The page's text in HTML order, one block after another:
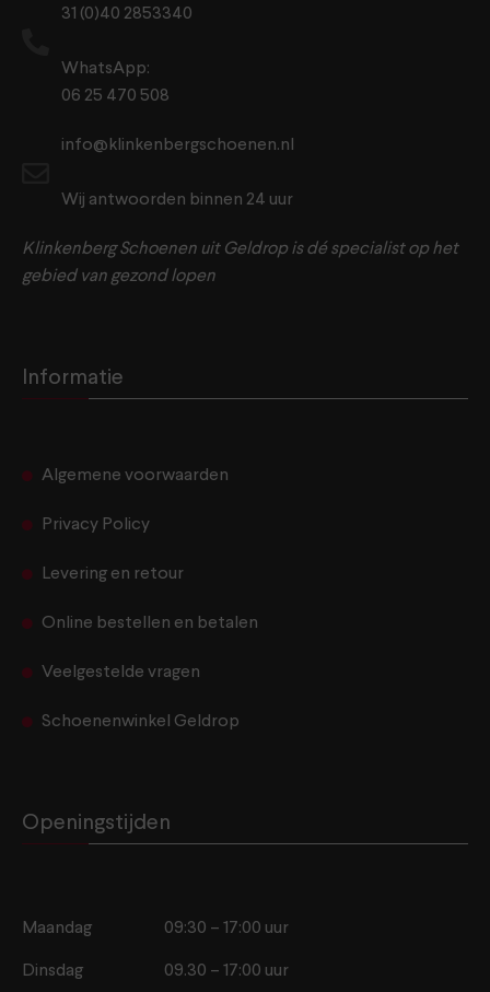
31 (0)40 2853340
WhatsApp:
06 25 470 508
info@klinkenbergschoenen.nl
Wij antwoorden binnen 24 uur
Klinkenberg Schoenen uit Geldrop is dé specialist op het
gebied van gezond lopen
Informatie
Algemene voorwaarden
Privacy Policy
Levering en retour
Online bestellen en betalen
Veelgestelde vragen
Schoenenwinkel Geldrop
Openingstijden
Maandag 09:30 – 17:00 uur
Dinsdag 09.30 – 17:00 uur